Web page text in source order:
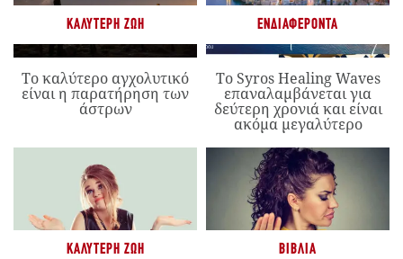
ΚΑΛΎΤΕΡΗ ΖΩΉ
Το καλύτερο αγχολυτικό
είναι η παρατήρηση των
άστρων
ΕΝΔΙΑΦΈΡΟΝΤΑ
Το Syros Healing Waves
επαναλαμβάνεται για
δεύτερη χρονιά και είναι
ακόμα μεγαλύτερο
ΚΑΛΎΤΕΡΗ ΖΩΉ ΒΙΒΛΊΑ